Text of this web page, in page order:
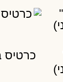
כרטיס